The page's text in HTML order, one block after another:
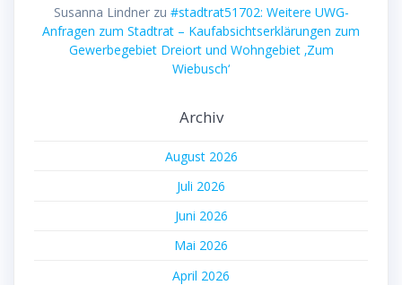
Susanna Lindnerzu #stadtrat51702: Weitere UWG-
Anfragen zum Stadtrat – Kaufabsichtserklärungen zum
Gewerbegebiet Dreiort und Wohngebiet ‚Zum
Wiebusch‘
Archiv
August 2026
Juli 2026
Juni 2026
Mai 2026
April 2026